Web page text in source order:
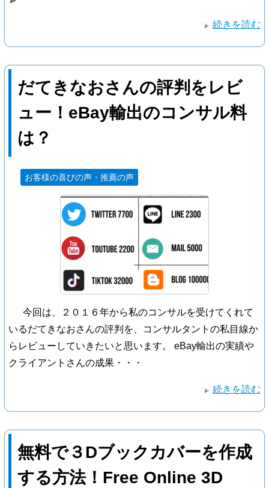
続きを読む
だてきなおさんの評判をレビ
ュー！eBay輸出のコンサル料
は？
お客様の喜びの声・推薦の声
今回は、２０１６年から私のコンサルを受けてくれて
いるだてきなおさんの評判を、コンサルタントの私目線か
らレビューしていきたいと思います。 eBay輸出の実績や
クライアントさんの成果・・・
続きを読む
無料で３Dブックカバーを作成
する方法！Free Online 3D